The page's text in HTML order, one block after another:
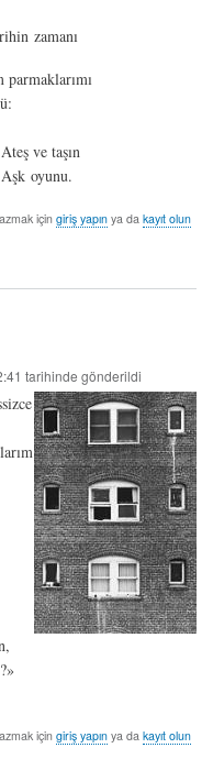
zamanı
parmaklarımı
için giriş yapınya da kayıt olun
tarihinde gönderildi
için giriş yapınya da kayıt olun